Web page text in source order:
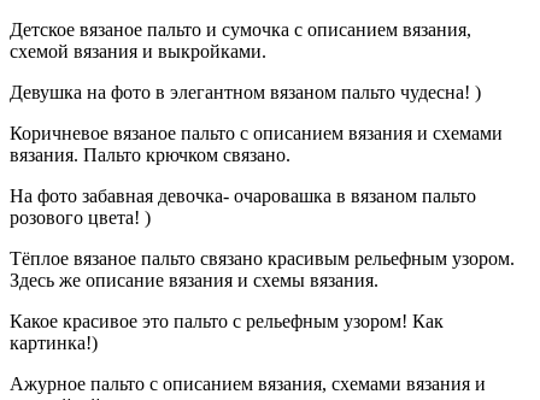
Детское вязаное пальто и сумочка с описанием вязания,
схемой вязания и выкройками.
Девушка на фото в элегантном вязаном пальто чудесна! )
Коричневое вязаное пальто с описанием вязания и схемами
вязания. Пальто крючком связано.
На фото забавная девочка- очаровашка в вязаном пальто
розового цвета! )
Тёплое вязаное пальто связано красивым рельефным узором.
Здесь же описание вязания и схемы вязания.
Какое красивое это пальто с рельефным узором! Как
картинка!)
Ажурное пальто с описанием вязания, схемами вязания и